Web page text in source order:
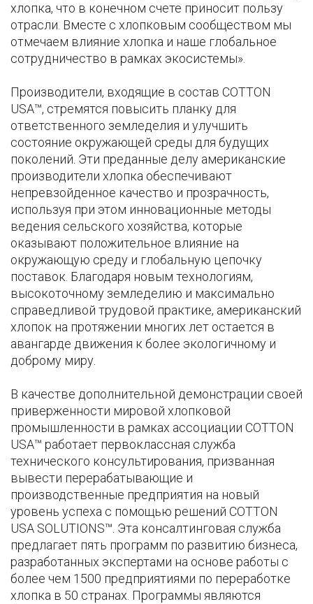
хлопка, что в конечном счете приносит пользу
отрасли. Вместе с хлопковым сообществом мы
отмечаем влияние хлопка и наше глобальное
сотрудничество в рамках экосистемы».
Производители, входящие в состав COTTON
USA™, стремятся повысить планку для
ответственного земледелия и улучшить
состояние окружающей среды для будущих
поколений. Эти преданные делу американские
производители хлопка обеспечивают
непревзойденное качество и прозрачность,
используя при этом инновационные методы
ведения сельского хозяйства, которые
оказывают положительное влияние на
окружающую среду и глобальную цепочку
поставок. Благодаря новым технологиям,
высокоточному земледелию и максимально
справедливой трудовой практике, американский
хлопок на протяжении многих лет остается в
авангарде движения к более экологичному и
доброму миру.
В качестве дополнительной демонстрации своей
приверженности мировой хлопковой
промышленности в рамках ассоциации COTTON
USA™ работает первоклассная служба
технического консультирования, призванная
вывести перерабатывающие и
производственные предприятия на новый
уровень успеха с помощью решений COTTON
USA SOLUTIONS™. Эта консалтинговая служба
предлагает пять программ по развитию бизнеса,
разработанных экспертами на основе работы с
более чем 1500 предприятиями по переработке
хлопка в 50 странах. Программы являются